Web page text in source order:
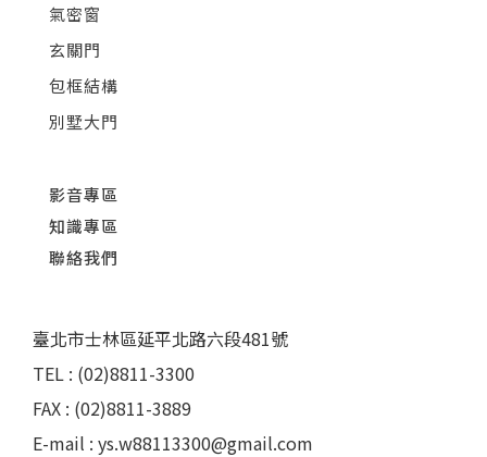
氣密窗
玄關門
包框結構
別墅大門
影音專區
知識專區
聯絡我們
臺北市士林區延平北路六段481號
TEL : (02)8811-3300
FAX : (02)8811-3889
E-mail : ys.w88113300@gmail.com